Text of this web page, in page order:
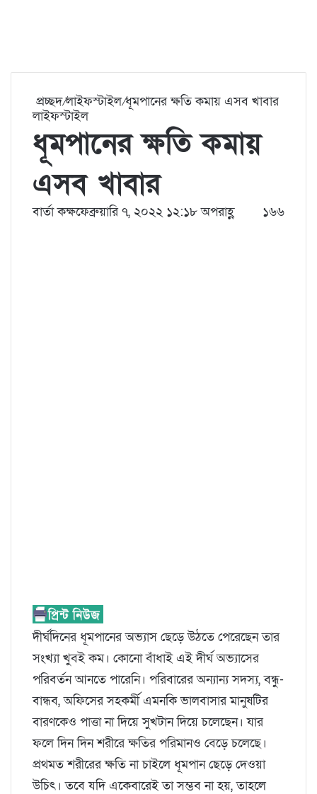
প্রচ্ছদ/লাইফস্টাইল/ধূমপানের ক্ষতি কমায় এসব খাবার
লাইফস্টাইল
ধূমপানের ক্ষতি কমায়
এসব খাবার
বার্তা কক্ষফেব্রুয়ারি ৭, ২০২২ ১২:১৮ অপরাহ্ণ ১৬৬
দীর্ঘদিনের ধূমপানের অভ্যাস ছেড়ে উঠতে পেরেছেন তার
সংখ্যা খুবই কম। কোনো বাঁধাই এই দীর্ঘ অভ্যাসের
পরিবর্তন আনতে পারেনি। পরিবারের অন্যান্য সদস্য, বন্ধু-
বান্ধব, অফিসের সহকর্মী এমনকি ভালবাসার মানুষটির
বারণকেও পাত্তা না দিয়ে সুখটান দিয়ে চলেছেন। যার
ফলে দিন দিন শরীরে ক্ষতির পরিমানও বেড়ে চলেছে।
প্রথমত শরীরের ক্ষতি না চাইলে ধূমপান ছেড়ে দেওয়া
উচিৎ। তবে যদি একেবারেই তা সম্ভব না হয়, তাহলে